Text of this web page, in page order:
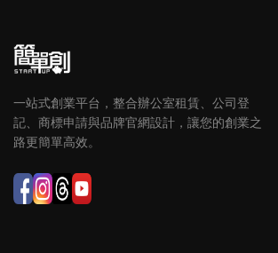
一站式創業平台，整合辦公室租賃、公司登
記、商標申請與品牌官網設計，讓您的創業之
路更簡單高效。